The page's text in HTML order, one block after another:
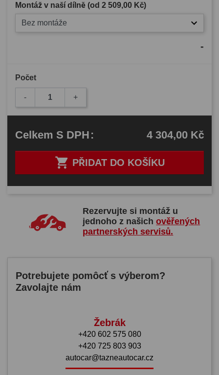
Montáž v naší dílně (od 2 509,00 Kč)
Bez montáže
-
Počet
- +
 PŘIDAT DO KOŠÍKU
Celkem S DPH: 4 304,00 Kč
Rezervujte si montáž u
jednoho z našichověřených
partnerských servisů.
Potrebujete pomôcť s výberom?
Zavolajte nám
Žebrák
+420 602 575 080
+420 725 803 903
autocar@tazneautocar.cz